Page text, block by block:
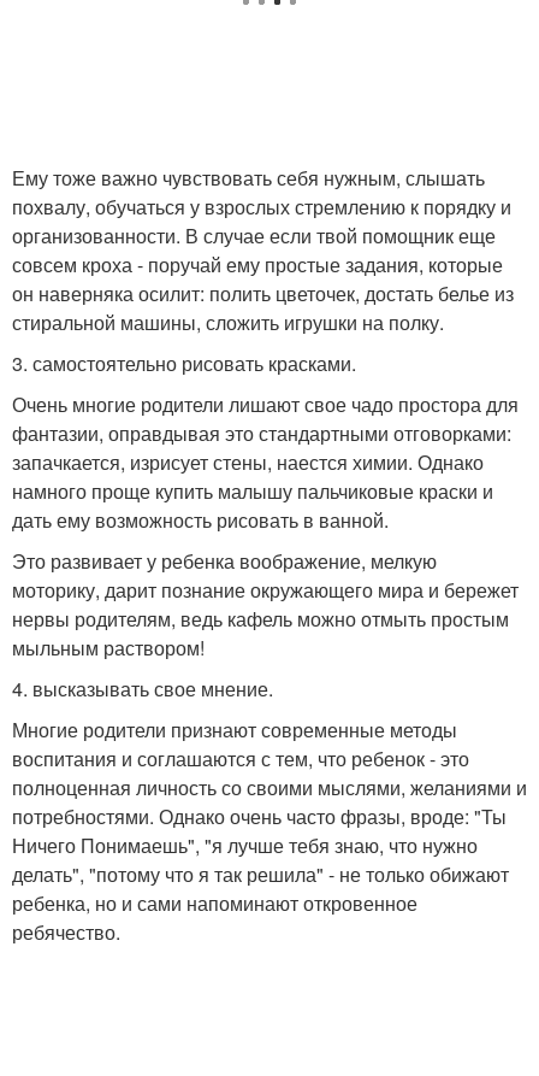
Ему тоже важно чувствовать себя нужным, слышать
похвалу, обучаться у взрослых стремлению к порядку и
организованности. В случае если твой помощник еще
совсем кроха - поручай ему простые задания, которые
он наверняка осилит: полить цветочек, достать белье из
стиральной машины, сложить игрушки на полку.
3. самостоятельно рисовать красками.
Очень многие родители лишают свое чадо простора для
фантазии, оправдывая это стандартными отговорками:
запачкается, изрисует стены, наестся химии. Однако
намного проще купить малышу пальчиковые краски и
дать ему возможность рисовать в ванной.
Это развивает у ребенка воображение, мелкую
моторику, дарит познание окружающего мира и бережет
нервы родителям, ведь кафель можно отмыть простым
мыльным раствором!
4. высказывать свое мнение.
Многие родители признают современные методы
воспитания и соглашаются с тем, что ребенок - это
полноценная личность со своими мыслями, желаниями и
потребностями. Однако очень часто фразы, вроде: "Ты
Ничего Понимаешь", "я лучше тебя знаю, что нужно
делать", "потому что я так решила" - не только обижают
ребенка, но и сами напоминают откровенное
ребячество.